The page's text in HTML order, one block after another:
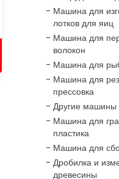
Машина для
лотков для яиц
Машина для
волокон
Машина для
Машина для
прессовка
Другие машины
Машина для
пластика
Машина для
Дробилка и
древесины